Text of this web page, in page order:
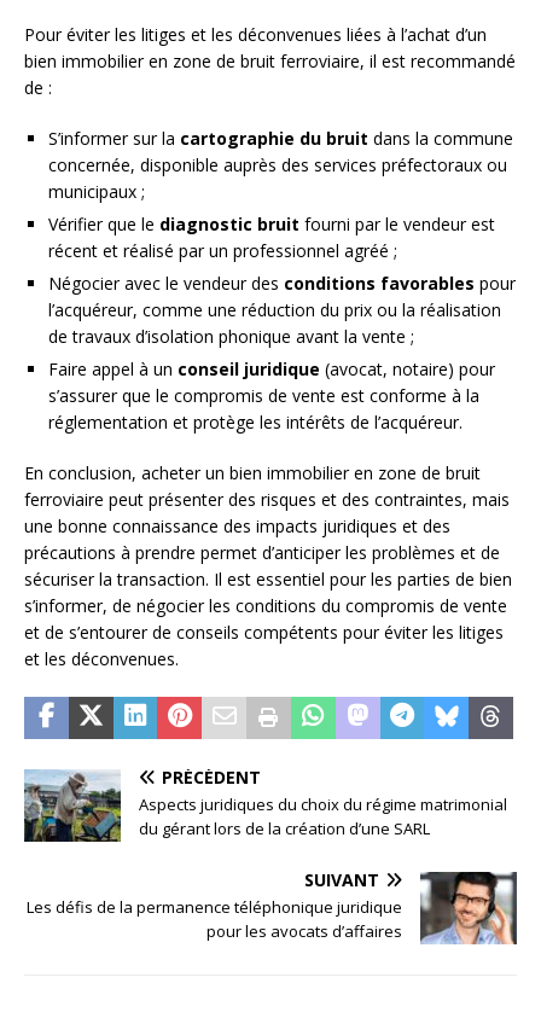
Pour éviter les litiges et les déconvenues liées à l’achat d’un
bien immobilier en zone de bruit ferroviaire, il est recommandé
de :
S’informer sur la cartographie du bruit dans la commune
concernée, disponible auprès des services préfectoraux ou
municipaux ;
Vérifier que le diagnostic bruit fourni par le vendeur est
récent et réalisé par un professionnel agréé ;
Négocier avec le vendeur des conditions favorables pour
l’acquéreur, comme une réduction du prix ou la réalisation
de travaux d’isolation phonique avant la vente ;
Faire appel à un conseil juridique (avocat, notaire) pour
s’assurer que le compromis de vente est conforme à la
réglementation et protège les intérêts de l’acquéreur.
En conclusion, acheter un bien immobilier en zone de bruit
ferroviaire peut présenter des risques et des contraintes, mais
une bonne connaissance des impacts juridiques et des
précautions à prendre permet d’anticiper les problèmes et de
sécuriser la transaction. Il est essentiel pour les parties de bien
s’informer, de négocier les conditions du compromis de vente
et de s’entourer de conseils compétents pour éviter les litiges
et les déconvenues.
PRÉCÉDENT
Aspects juridiques du choix du régime matrimonial
du gérant lors de la création d’une SARL
SUIVANT
Les défis de la permanence téléphonique juridique
pour les avocats d’affaires